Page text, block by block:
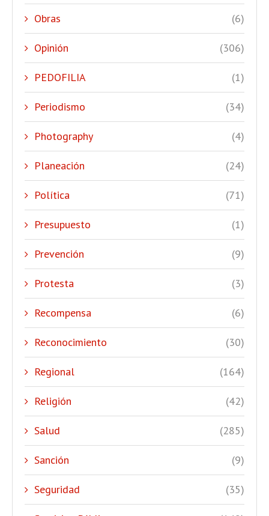
Obras (6)
Opinión (306)
PEDOFILIA (1)
Periodismo (34)
Photography (4)
Planeación (24)
Política (71)
Presupuesto (1)
Prevención (9)
Protesta (3)
Recompensa (6)
Reconocimiento (30)
Regional (164)
Religión (42)
Salud (285)
Sanción (9)
Seguridad (35)